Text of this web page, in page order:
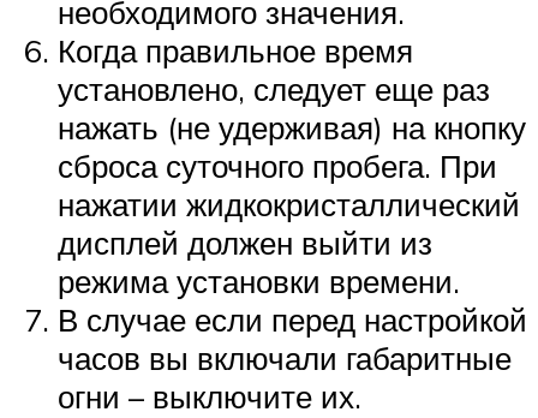
необходимого значения.
Когда правильное время
установлено, следует еще раз
нажать (не удерживая) на кнопку
сброса суточного пробега. При
нажатии жидкокристаллический
дисплей должен выйти из
режима установки времени.
В случае если перед настройкой
часов вы включали габаритные
огни – выключите их.